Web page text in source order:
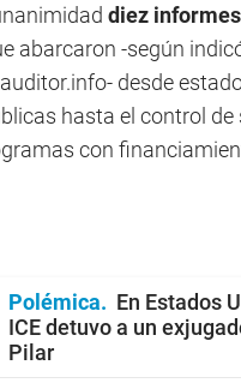
diez
abarcaron -según
desde
hasta el control de
con
Polémica
En Estados
ICE detuvo a un
Pilar